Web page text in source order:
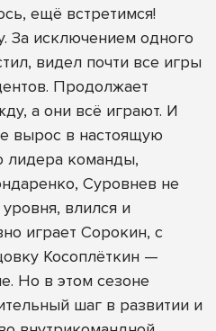
ещё встретимся!
За исключением одного
видел почти все игры
Продолжает
а они всё играют. И
вырос в настоящую
лидера команды,
Суровнев не
влился и
играет Сорокин, с
Косоплёткин —
Но в этом сезоне
шаг в развитии и